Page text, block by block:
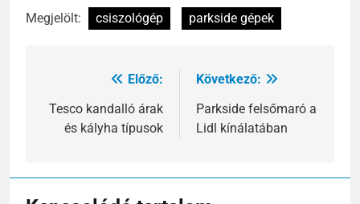
Megjelölt: csiszológép parkside gépek
Bejegyzés
navigáció
Előző:
Tesco kandalló árak
és kályha típusok
Következő:
Parkside felsőmaró a
Lidl kínálatában